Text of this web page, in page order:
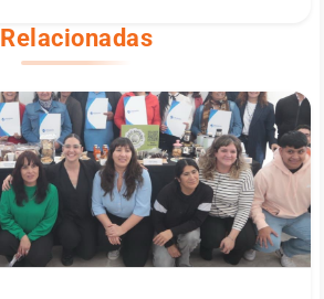
Relacionadas